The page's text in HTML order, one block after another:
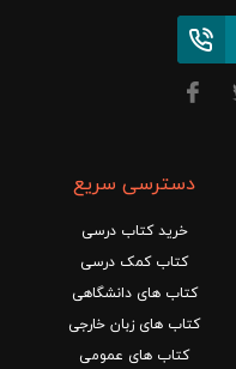
دسترسی سریع
خرید کتاب درسی
کتاب کمک درسی
کتاب های دانشگاهی
کتاب های زبان خارجی
کتاب های عمومی